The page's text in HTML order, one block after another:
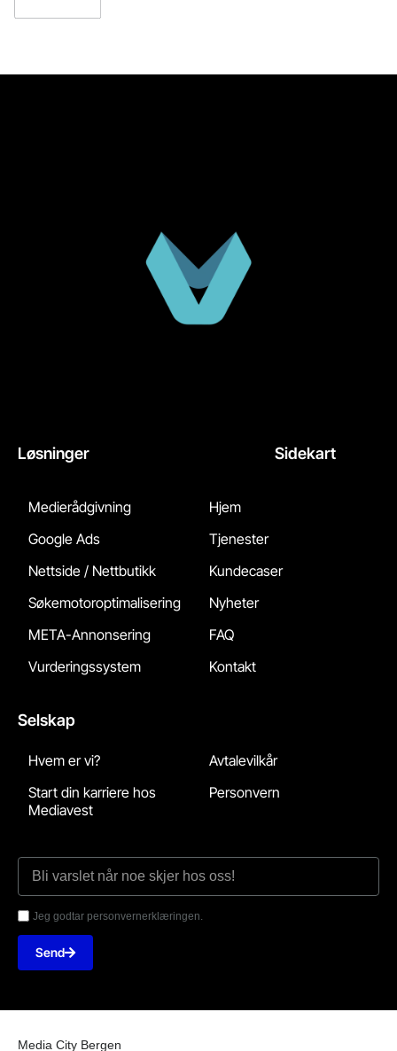
Løsninger Sidekart
Medierådgivning
Google Ads
Nettside / Nettbutikk
Søkemotoroptimalisering
META-Annonsering
Vurderingssystem
Hjem
Tjenester
Kundecaser
Nyheter
FAQ
Kontakt
Selskap
Hvem er vi?
Start din karriere hos
Mediavest
Avtalevilkår
Personvern
Jeg godtar personvernerklæringen.
Send
Media City Bergen